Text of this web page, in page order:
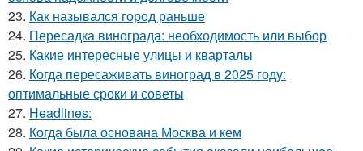
23. Как назывался город раньше
24. Пересадка винограда: необходимость или выбор
25. Какие интересные улицы и кварталы
26. Когда пересаживать виноград в 2025 году:
оптимальные сроки и советы
27. Headlines:
28. Когда была основана Москва и кем